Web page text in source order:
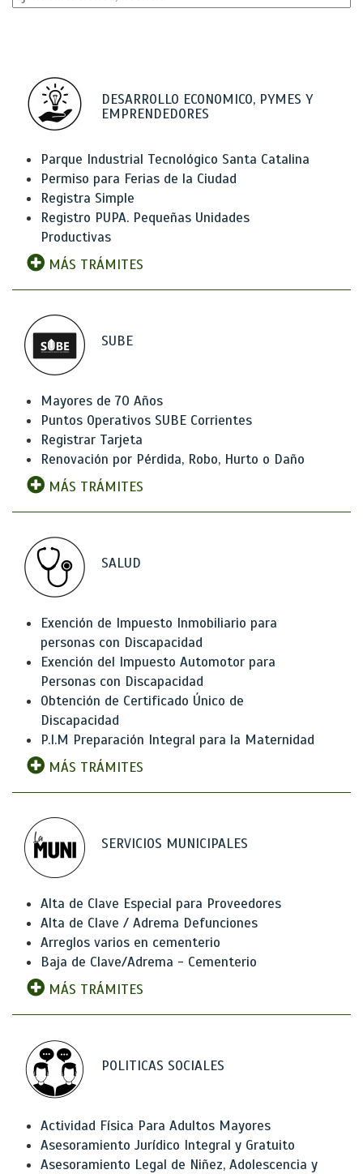
DESARROLLO ECONOMICO, PYMES Y
EMPRENDEDORES
Parque Industrial Tecnológico Santa Catalina
Permiso para Ferias de la Ciudad
Registra Simple
Registro PUPA. Pequeñas Unidades
Productivas
MÁS TRÁMITES
SUBE
Mayores de 70 Años
Puntos Operativos SUBE Corrientes
Registrar Tarjeta
Renovación por Pérdida, Robo, Hurto o Daño
MÁS TRÁMITES
SALUD
Exención de Impuesto Inmobiliario para
personas con Discapacidad
Exención del Impuesto Automotor para
Personas con Discapacidad
Obtención de Certificado Único de
Discapacidad
P.I.M Preparación Integral para la Maternidad
MÁS TRÁMITES
SERVICIOS MUNICIPALES
Alta de Clave Especial para Proveedores
Alta de Clave / Adrema Defunciones
Arreglos varios en cementerio
Baja de Clave/Adrema - Cementerio
MÁS TRÁMITES
POLITICAS SOCIALES
Actividad Física Para Adultos Mayores
Asesoramiento Jurídico Integral y Gratuito
Asesoramiento Legal de Niñez, Adolescencia y